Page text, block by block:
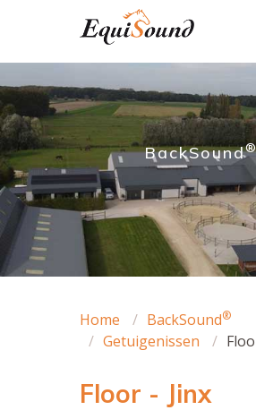
BackSound
Home BackSound®
Getuigenissen
Floor - Jinx